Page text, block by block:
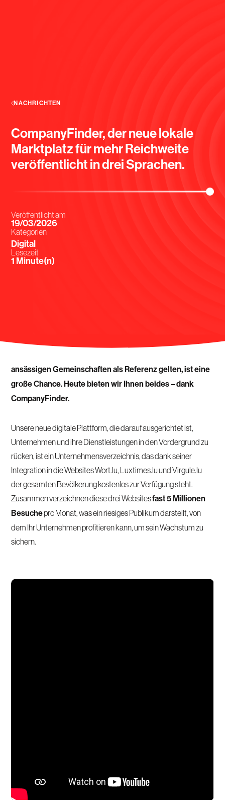
NACHRICHTEN
CompanyFinder, der neue lokale
Marktplatz für mehr Reichweite
veröffentlicht in drei Sprachen.
Veröffentlicht am
19/03/2026
Kategorien
Digital
Lesezeit
Minute(n)
neuer Kunden ist heute unverzichtbar. Eine hohe
ansässigen Gemeinschaften als Referenz gelten, ist eine
große Chance. Heute bieten wir Ihnen beides – dank
CompanyFinder.
Unsere neue digitale Plattform, die darauf ausgerichtet ist,
Unternehmen und ihre Dienstleistungen in den Vordergrund zu
rücken, ist ein Unternehmensverzeichnis, das dank seiner
Integration in die Websites Wort.lu, Luxtimes.lu und Virgule.lu
der gesamten Bevölkerung kostenlos zur Verfügung steht.
Zusammen verzeichnen diese drei Websitesfast 5 Millionen
Besuchepro Monat, was ein riesiges Publikum darstellt, von
dem Ihr Unternehmen profitieren kann, um sein Wachstum zu
sichern.